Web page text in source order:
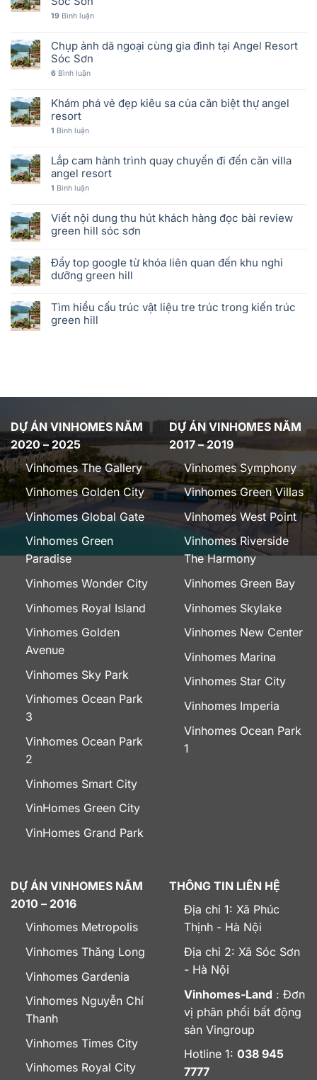
19 Bình luận
Chụp ảnh dã ngoại cùng gia đình tại Angel Resort
Sóc Sơn
6 Bình luận
Khám phá vẻ đẹp kiêu sa của căn biệt thự angel
resort
1 Bình luận
Lắp cam hành trình quay chuyến đi đến căn villa
angel resort
1 Bình luận
Viết nội dung thu hút khách hàng đọc bài review
green hill sóc sơn
Đẩy top google từ khóa liên quan đến khu nghỉ
dưỡng green hill
Tìm hiểu cấu trúc vật liệu tre trúc trong kiến trúc
green hill
DỰ ÁN VINHOMES NĂM
2020 – 2025
Vinhomes The Gallery
Vinhomes Golden City
Vinhomes Global Gate
Vinhomes Green
Paradise
Vinhomes Wonder City
Vinhomes Royal Island
Vinhomes Golden
Avenue
Vinhomes Sky Park
Vinhomes Ocean Park
3
Vinhomes Ocean Park
2
Vinhomes Smart City
VinHomes Green City
VinHomes Grand Park
DỰ ÁN VINHOMES NĂM
2017 – 2019
Vinhomes Symphony
Vinhomes Green Villas
Vinhomes West Point
Vinhomes Riverside
The Harmony
Vinhomes Green Bay
Vinhomes Skylake
Vinhomes New Center
Vinhomes Marina
Vinhomes Star City
Vinhomes Imperia
Vinhomes Ocean Park
1
DỰ ÁN VINHOMES NĂM
2010 – 2016
Vinhomes Metropolis
Vinhomes Thăng Long
Vinhomes Gardenia
Vinhomes Nguyễn Chí
Thanh
Vinhomes Times City
Vinhomes Royal City
THÔNG TIN LIÊN HỆ
Địa chỉ 1: Xã Phúc
Thịnh - Hà Nội
Địa chỉ 2: Xã Sóc Sơn
- Hà Nội
Vinhomes-Land : Đơn
vị phân phối bất động
sản Vingroup
Hotline 1: 038 945
7777